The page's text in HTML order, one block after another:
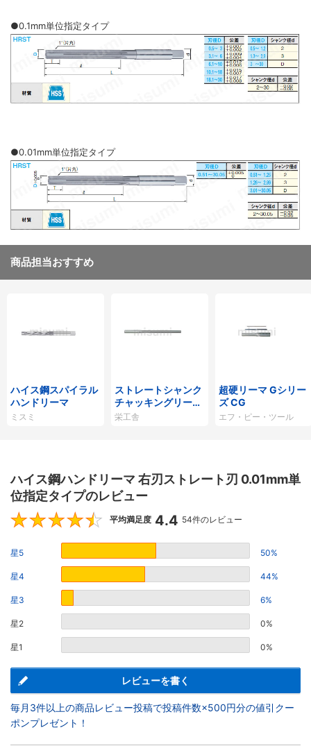
●0.1mm単位指定タイプ
●0.01mm単位指定タイプ
商品担当おすすめ
ハイス鋼スパイラル
ハンドリーマ
ミスミ
ストレートシャンク
チャッキングリーマ
SCR
栄工舎
超硬リーマ Gシリー
ズ CG
エフ・ピー・ツール
ハイス鋼ハンドリーマ 右刃ストレート刃 0.01mm単
位指定タイプのレビュー
4.4
平均満足度 4.4 54件のレビュー
星5 50%
星4 44%
星3 6%
星2 0%
星1 0%
レビューを書く
毎月3件以上の商品レビュー投稿で投稿件数×500円分の値引クー
ポンプレゼント！